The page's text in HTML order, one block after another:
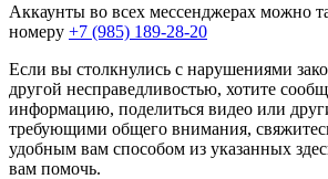
Аккаунты во всех мессенджерах можно
номеру +7 (985) 189-28-20
Если вы столкнулись с нарушениями
другой несправедливостью, хотите
информацию, поделиться видео или
требующими общего внимания,
удобным вам способом из указанных
вам помочь.